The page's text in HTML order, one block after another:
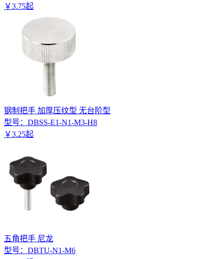
￥3.75起
钢制把手 加厚压纹型 无台阶型
型号： DBSS-E1-N1-M3-H8
￥3.25起
五角把手 尼龙
型号： DBTU-N1-M6